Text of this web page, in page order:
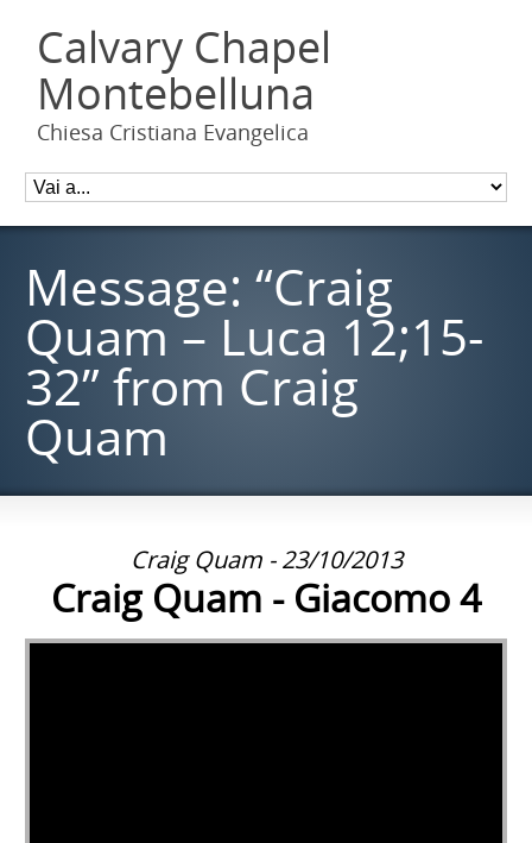
Calvary Chapel
Montebelluna
Chiesa Cristiana Evangelica
Message: “Craig
Quam – Luca 12;15-
32” from Craig
Quam
Craig Quam - 23/10/2013
Craig Quam - Giacomo 4